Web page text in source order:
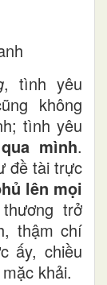
, tình yêu
không
tình yêu
mình.
đề tài trực
lên mọi
trở
thậm chí
ấy, chiều
khải.